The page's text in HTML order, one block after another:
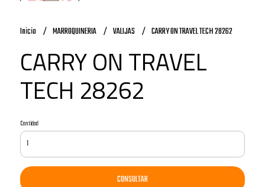
Inicio MARROQUINERIA VALIJAS CARRY ON TRAVEL TECH 28262
CARRY ON TRAVEL
TECH 28262
Cantidad
CONSULTAR